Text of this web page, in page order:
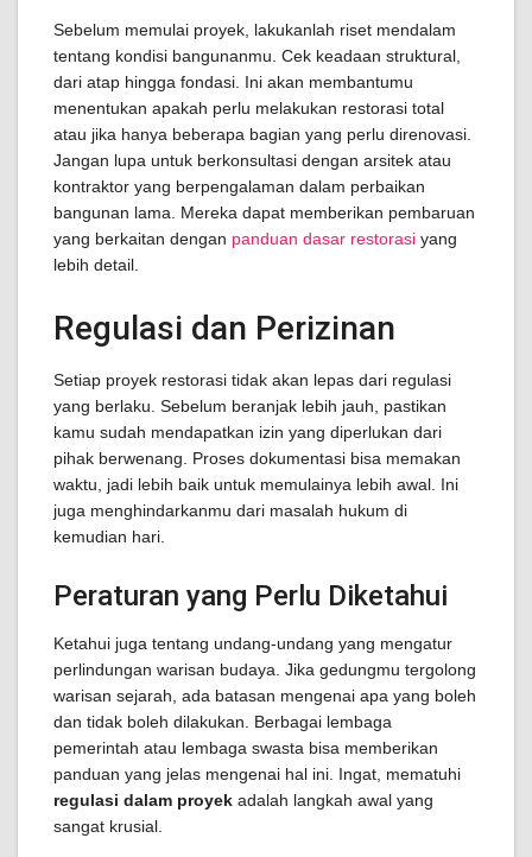
Sebelum memulai proyek, lakukanlah riset mendalam
tentang kondisi bangunanmu. Cek keadaan struktural,
dari atap hingga fondasi. Ini akan membantumu
menentukan apakah perlu melakukan restorasi total
atau jika hanya beberapa bagian yang perlu direnovasi.
Jangan lupa untuk berkonsultasi dengan arsitek atau
kontraktor yang berpengalaman dalam perbaikan
bangunan lama. Mereka dapat memberikan pembaruan
yang berkaitan dengan panduan dasar restorasi yang
lebih detail.
Regulasi dan Perizinan
Setiap proyek restorasi tidak akan lepas dari regulasi
yang berlaku. Sebelum beranjak lebih jauh, pastikan
kamu sudah mendapatkan izin yang diperlukan dari
pihak berwenang. Proses dokumentasi bisa memakan
waktu, jadi lebih baik untuk memulainya lebih awal. Ini
juga menghindarkanmu dari masalah hukum di
kemudian hari.
Peraturan yang Perlu Diketahui
Ketahui juga tentang undang-undang yang mengatur
perlindungan warisan budaya. Jika gedungmu tergolong
warisan sejarah, ada batasan mengenai apa yang boleh
dan tidak boleh dilakukan. Berbagai lembaga
pemerintah atau lembaga swasta bisa memberikan
panduan yang jelas mengenai hal ini. Ingat, mematuhi
regulasi dalam proyek adalah langkah awal yang
sangat krusial.